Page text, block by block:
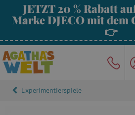
JETZT 20 % Rabatt
Marke DJECO mit dem
👉
Experimentierspiele